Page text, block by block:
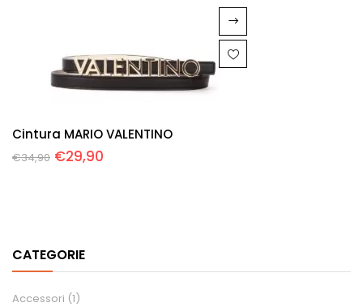
CATEGORIE
Accessori (1)
Cintura MARIO VALENTINO
€34,90 €29,90